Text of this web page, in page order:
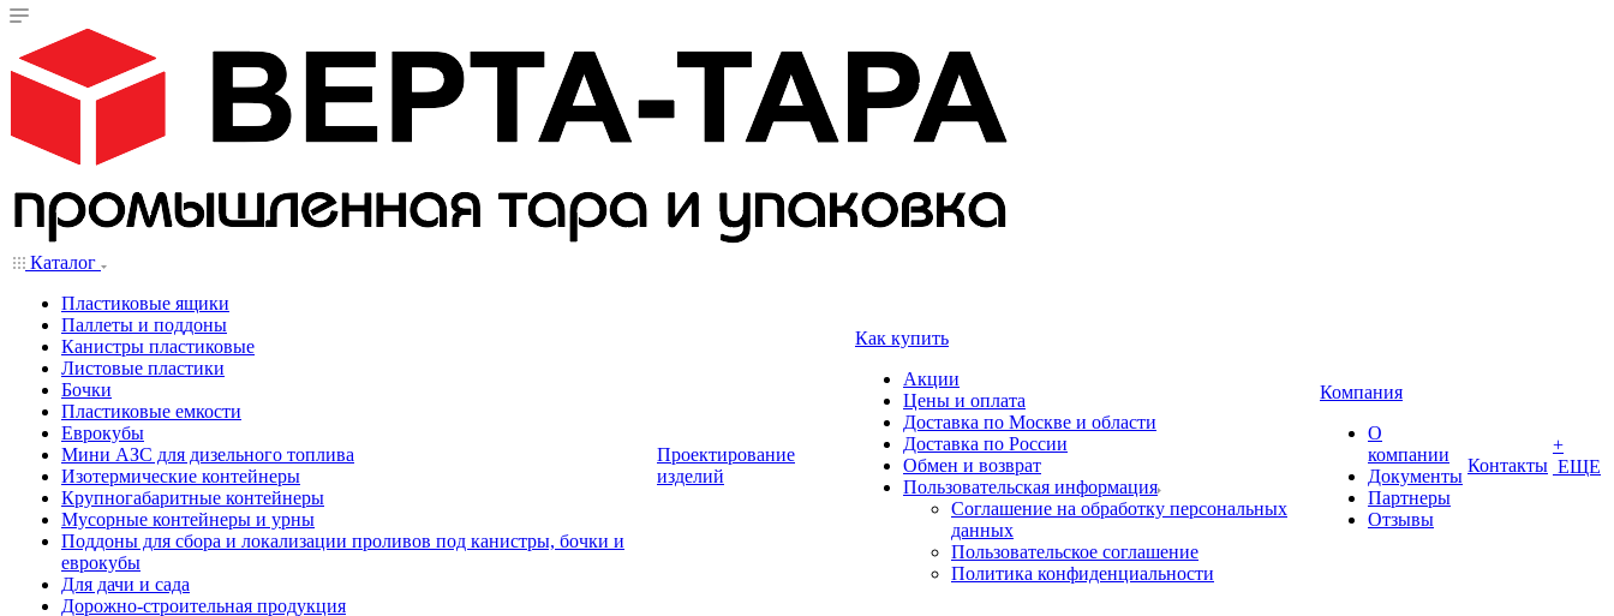
Каталог
Пластиковые ящики
Паллеты и поддоны
Канистры пластиковые
Листовые пластики
Бочки
Пластиковые емкости
Еврокубы
Мини АЗС для дизельного топлива
Изотермические контейнеры
Крупногабаритные контейнеры
Мусорные контейнеры и урны
Поддоны для сбора и локализации проливов под канистры, бочки и
еврокубы
Для дачи и сада
Дорожно-строительная продукция
Проектирование
изделий
Как купить
Акции
Цены и оплата
Доставка по Москве и области
Доставка по России
Обмен и возврат
Пользовательская информация
Соглашение на обработку персональных
данных
Пользовательское соглашение
Политика конфиденциальности
Компания
О
компании
Документы
Партнеры
Отзывы
Контакты
+
ЕЩЕ